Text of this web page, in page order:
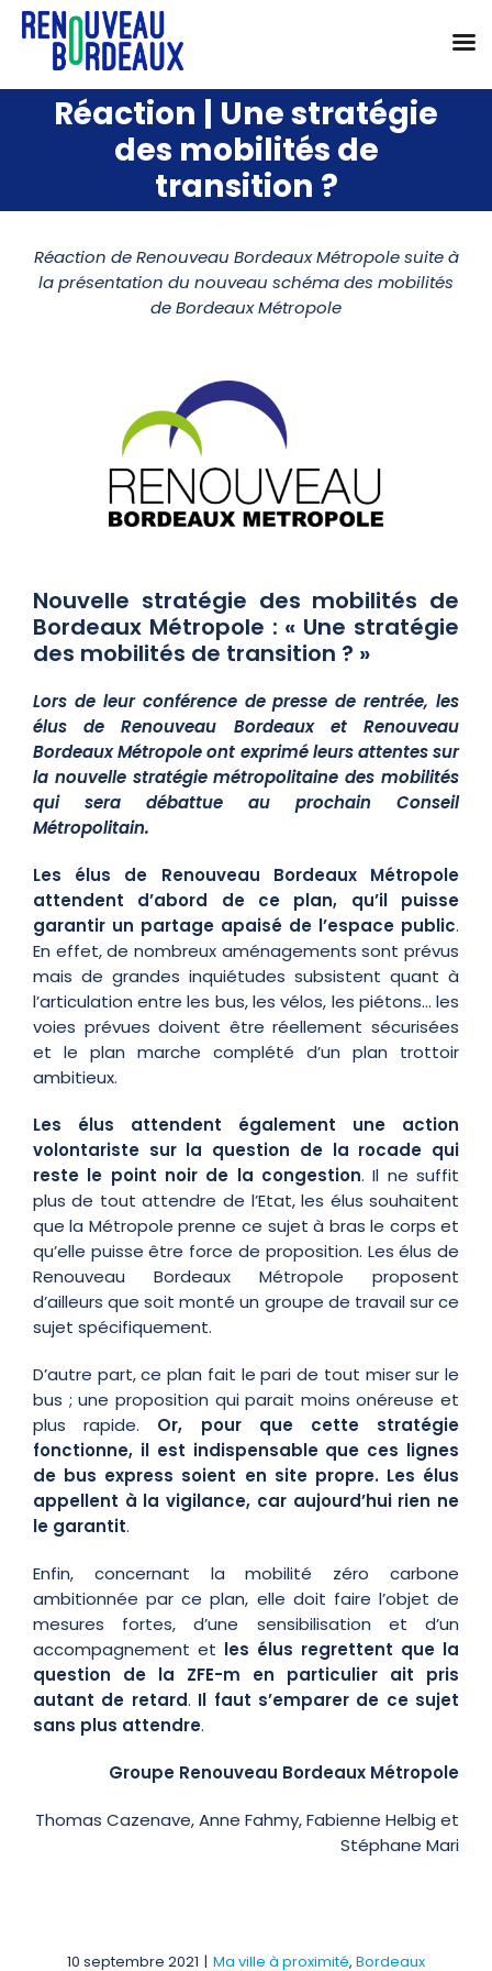
Réaction | Une stratégie
des mobilités de
transition ?
Réaction de Renouveau Bordeaux Métropole suite à
la présentation du nouveau schéma des mobilités
de Bordeaux Métropole
Nouvelle stratégie des mobilités de
Bordeaux Métropole : « Une stratégie
des mobilités de transition ? »
Lors de leur conférence de presse de rentrée, les
élus de Renouveau Bordeaux et Renouveau
Bordeaux Métropole ont exprimé leurs attentes sur
la nouvelle stratégie métropolitaine des mobilités
qui sera débattue au prochain Conseil
Métropolitain.
Les élus de Renouveau Bordeaux Métropole
attendent d’abord de ce plan, qu’il puisse
garantir un partage apaisé de l’espace public.
En effet, de nombreux aménagements sont prévus
mais de grandes inquiétudes subsistent quant à
l’articulation entre les bus, les vélos, les piétons… les
voies prévues doivent être réellement sécurisées
et le plan marche complété d’un plan trottoir
ambitieux.
Les élus attendent également une action
volontariste sur la question de la rocade qui
reste le point noir de la congestion. Il ne suffit
plus de tout attendre de l’Etat, les élus souhaitent
que la Métropole prenne ce sujet à bras le corps et
qu’elle puisse être force de proposition. Les élus de
Renouveau Bordeaux Métropole proposent
d’ailleurs que soit monté un groupe de travail sur ce
sujet spécifiquement.
D’autre part, ce plan fait le pari de tout miser sur le
bus ; une proposition qui parait moins onéreuse et
plus rapide. Or, pour que cette stratégie
fonctionne, il est indispensable que ces lignes
de bus express soient en site propre. Les élus
appellent à la vigilance, car aujourd’hui rien ne
le garantit.
Enfin, concernant la mobilité zéro carbone
ambitionnée par ce plan, elle doit faire l’objet de
mesures fortes, d’une sensibilisation et d’un
accompagnement et les élus regrettent que la
question de la ZFE-m en particulier ait pris
autant de retard. Il faut s’emparer de ce sujet
sans plus attendre.
Groupe Renouveau Bordeaux Métropole
Thomas Cazenave, Anne Fahmy, Fabienne Helbig et
Stéphane Mari
10 septembre 2021 | Ma ville à proximité, Bordeaux